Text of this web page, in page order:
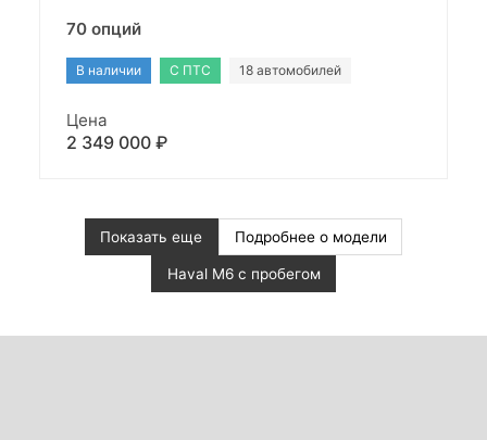
70 опций
В наличии С ПТС 18 автомобилей
Цена
2 349 000 ₽
Показать еще Подробнее о модели
Haval M6 с пробегом